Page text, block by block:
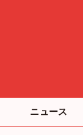
ニュース